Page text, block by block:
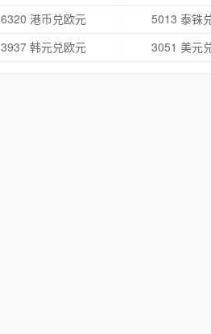
6320 港币兑欧元
5013 泰铢
3937 韩元兑欧元 3051 美元